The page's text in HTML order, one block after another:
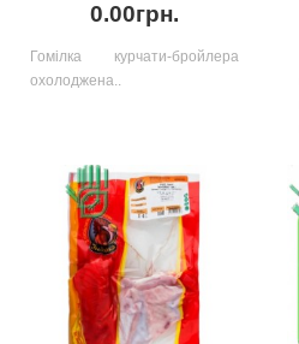
0.00грн.
Гомілка курчати-бройлера
охолоджена..